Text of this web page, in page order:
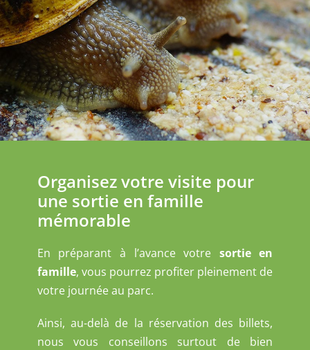
Organisez votre visite pour
une sortie en famille
mémorable
En préparant à l’avance votre sortie en
famille, vous pourrez profiter pleinement de
votre journée au parc.
Ainsi, au-delà de la réservation des billets,
nous vous conseillons surtout de bien